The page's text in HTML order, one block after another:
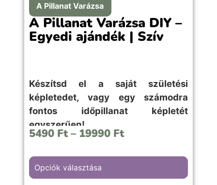
A Pillanat Varázsa
A Pillanat Varázsa DIY –
Egyedi ajándék | Szív
Készítsd el a saját születési
képletedet, vagy egy számodra
fontos időpillanat képletét
egyszerűen!
A “Szív” hátterű kép választása, bármilyen
5490 Ft – 19990 Ft
Opciók választása